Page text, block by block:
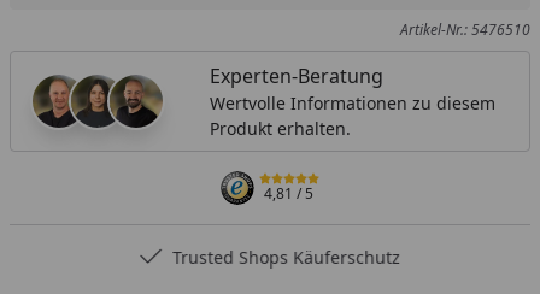
Artikel-Nr.: 5476510
Experten-Beratung
Wertvolle Informationen zu diesem
Produkt erhalten.
4,81/ 5
Trusted Shops Käuferschutz